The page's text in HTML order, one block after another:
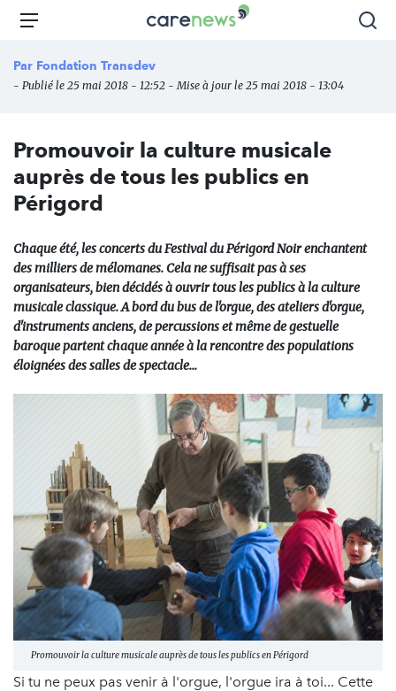
Aller
principal
Carenews,
des
l'engagement
Menu
Par Fondation Transdev
- Publié le 25 mai 2018 - 12:52 - Mise à jour le 25 mai 2018 - 13:04
Promouvoir la culture musicale
auprès de tous les publics en
Périgord
Chaque été, les concerts du Festival du Périgord Noir enchantent
des milliers de mélomanes. Cela ne suffisait pas à ses
organisateurs, bien décidés à ouvrir tous les publics à la culture
musicale classique. A bord du bus de l'orgue, des ateliers d'orgue,
d'instruments anciens, de percussions et même de gestuelle
baroque partent chaque année à la rencontre des populations
éloignées des salles de spectacle...
Promouvoir la culture musicale auprès de tous les publics en Périgord
Si tu ne peux pas venir à l'orgue, l'orgue ira à toi... Cette